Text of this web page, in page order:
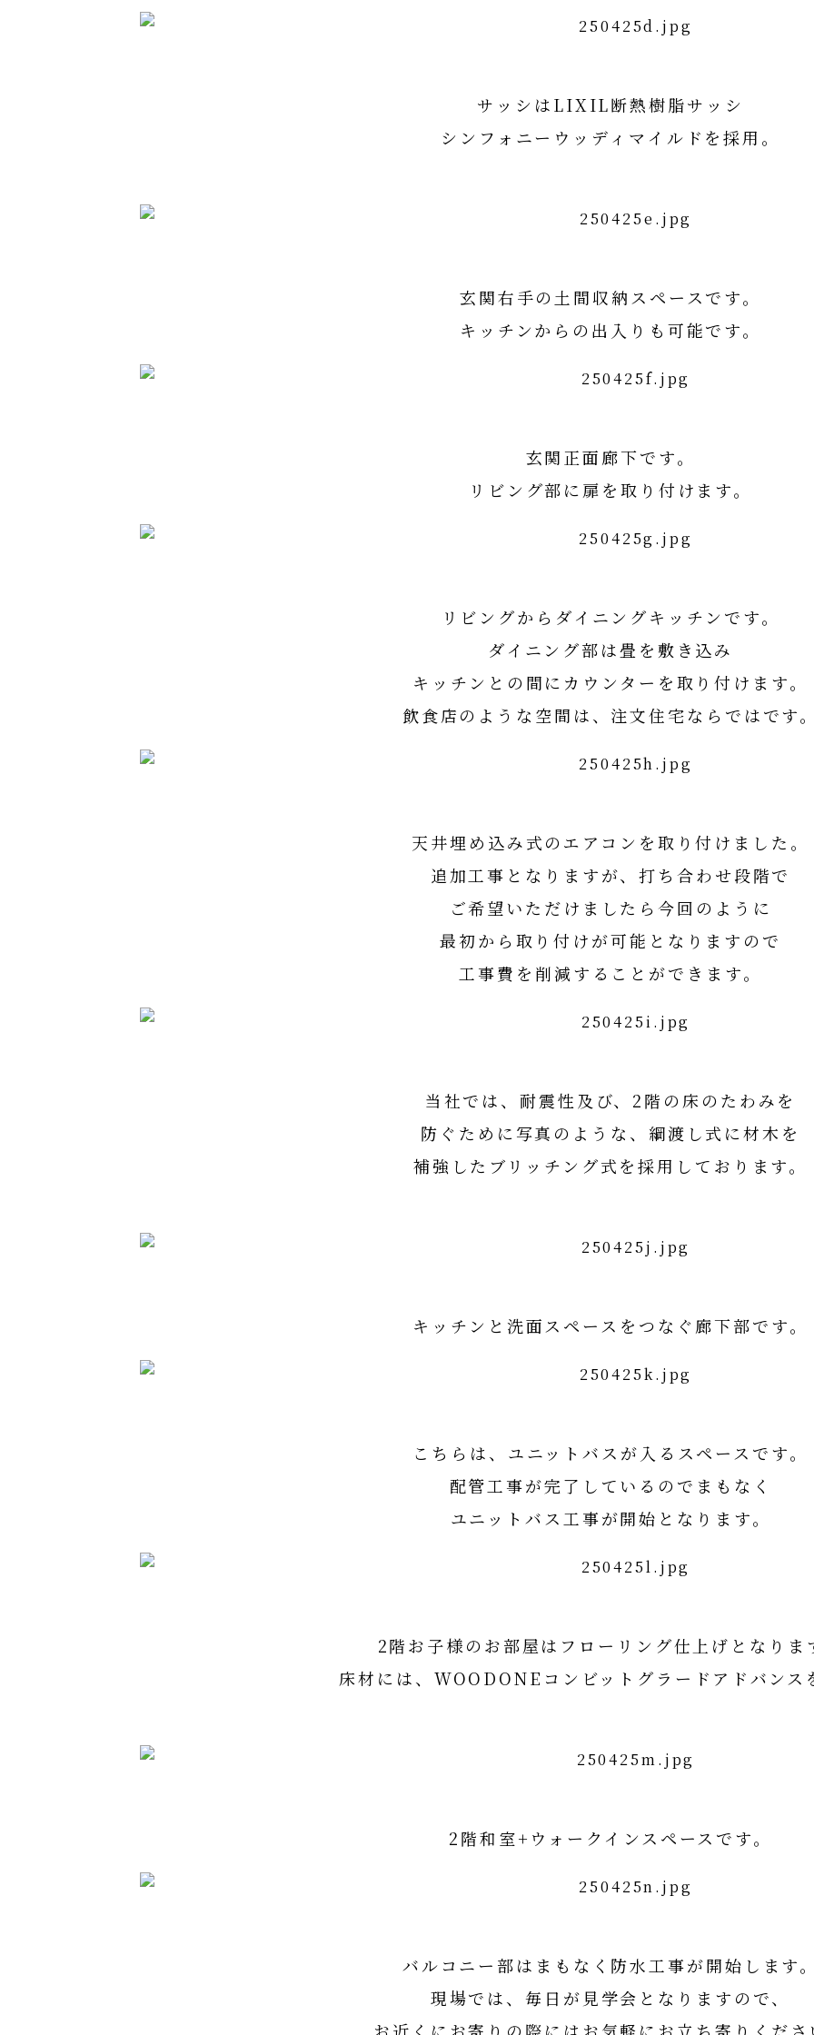
サッシはLIXIL断熱樹脂サッシ
シンフォニーウッディマイルドを採用。
玄関右手の土間収納スペースです。
キッチンからの出入りも可能です。
玄関正面廊下です。
リビング部に扉を取り付けます。
リビングからダイニングキッチンです。
ダイニング部は畳を敷き込み
キッチンとの間にカウンターを取り付けます。
飲食店のような空間は、注文住宅ならではです
天井埋め込み式のエアコンを取り付けました。
追加工事となりますが、打ち合わせ段階で
ご希望いただけましたら今回のように
最初から取り付けが可能となりますので
工事費を削減することができます。
当社では、耐震性及び、2階の床のたわみを
防ぐために写真のような、綱渡し式に材木を
補強したブリッチング式を採用しております。
キッチンと洗面スペースをつなぐ廊下部です。
こちらは、ユニットバスが入るスペースです。
配管工事が完了しているのでまもなく
ユニットバス工事が開始となります。
2階お子様のお部屋はフローリング仕上げとなりま
床材には、WOODONEコンビットグラードアドバンス
2階和室+ウォークインスペースです。
バルコニー部はまもなく防水工事が開始します
現場では、毎日が見学会となりますので、